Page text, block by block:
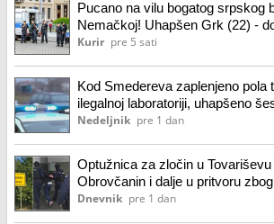
Pucano na vilu bogatog srpskog
Nemačkoj! Uhapšen Grk (22) -
ispalio hice i pobegao, pa uhapšen
Kurir pre 5 sati
Kod Smedereva zaplenjeno pola
ilegalnoj laboratoriji, uhapšeno
Nedeljnik pre 1 dan
Optužnica za zločin u
Obrovčanin i dalje u pritvoru
Palančanin se brani sa slobode
Dnevnik pre 1 dan